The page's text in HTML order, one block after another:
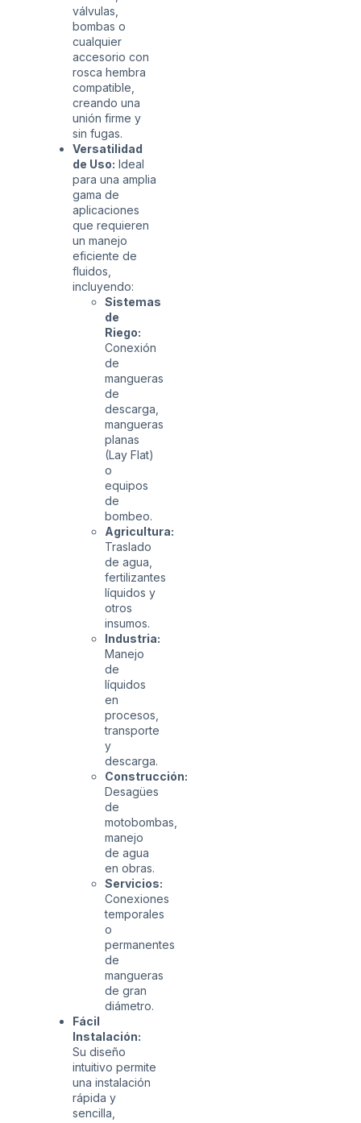
válvulas,
bombas o
cualquier
accesorio con
rosca hembra
compatible,
creando una
unión firme y
sin fugas.
Versatilidad
de Uso: Ideal
para una amplia
gama de
aplicaciones
que requieren
un manejo
eficiente de
fluidos,
incluyendo:
Sistemas
de
Riego:
Conexión
de
mangueras
de
descarga,
mangueras
planas
(Lay Flat)
o
equipos
de
bombeo.
Agricultura:
Traslado
de agua,
fertilizantes
líquidos y
otros
insumos.
Industria:
Manejo
de
líquidos
en
procesos,
transporte
y
descarga.
Construcción:
Desagües
de
motobombas,
manejo
de agua
en obras.
Servicios:
Conexiones
temporales
o
permanentes
de
mangueras
de gran
diámetro.
Fácil
Instalación:
Su diseño
intuitivo permite
una instalación
rápida y
sencilla,